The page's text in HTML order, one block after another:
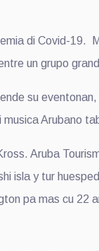
di Covid-19.
un grupo
su
Arubano
Aruba
isla y tur
pa mas cu